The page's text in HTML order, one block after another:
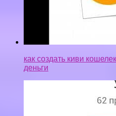
как создать киви
деньги